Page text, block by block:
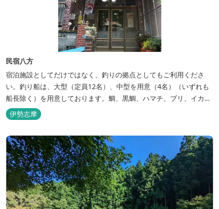
民宿八方
宿泊施設としてだけではなく、釣りの拠点としてもご利用くださ
い。釣り船は、大型（定員12名）、中型を用意（4名）（いずれも
船長除く）を用意しております。鯛、黒鯛、ハマチ、ブリ、イカ
等、お客様のご要望に合わせた漁場にご案内いたします。当店か
ら、徒歩2分です。
伊勢志摩